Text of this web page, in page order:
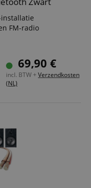
FM-radio
accenten
69,90 €
incl. BTW + Verzendkosten
(NL)